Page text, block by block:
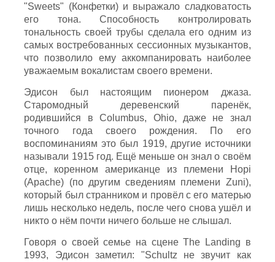
"Sweets" (Конфетки) и выражало сладковатость
его тона. Способность контролировать
тональность своей трубы сделала его одним из
самых востребованных сессионных музыкантов,
что позволило ему аккомпанировать наиболее
уважаемым вокалистам своего времени.
Эдисон был настоящим пионером джаза.
Старомодный деревенский паренёк,
родившийся в Columbus, Ohio, даже не знал
точного года своего рождения. По его
воспоминаниям это был 1919, другие источники
называли 1915 год. Ещё меньше он знал о своём
отце, коренном американце из племени Hopi
(Apache) (по другим сведениям племени Zuni),
который был странником и провёл с его матерью
лишь несколько недель, после чего снова ушёл и
никто о нём почти ничего больше не слышал.
Говоря о своей семье на сцене The Landing в
1993, Эдисон заметил: "Schultz не звучит как